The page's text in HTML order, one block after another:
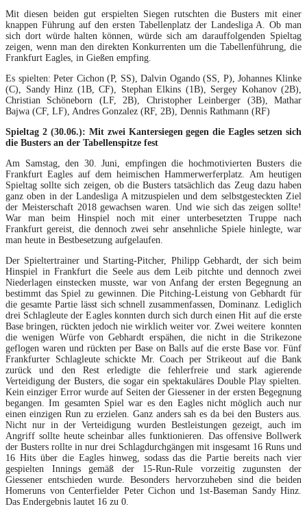
Mit diesen beiden gut erspielten Siegen rutschten die Busters mit einer
knappen Führung auf den ersten Tabellenplatz der Landesliga A. Ob man
sich dort würde halten können, würde sich am darauffolgenden Spieltag
zeigen, wenn man den direkten Konkurrenten um die Tabellenführung, die
Frankfurt Eagles, in Gießen empfing.
Es spielten: Peter Cichon (P, SS), Dalvin Ogando (SS, P), Johannes Klinke
(C), Sandy Hinz (1B, CF), Stephan Elkins (1B), Sergey Kohanov (2B),
Christian Schöneborn (LF, 2B), Christopher Leinberger (3B), Mathar
Bajwa (CF, LF), Andres Gonzalez (RF, 2B), Dennis Rathmann (RF)
Spieltag 2 (30.06.): Mit zwei Kantersiegen gegen die Eagles setzen sich
die Busters an der Tabellenspitze fest
Am Samstag, den 30. Juni, empfingen die hochmotivierten Busters die
Frankfurt Eagles auf dem heimischen Hammerwerferplatz. Am heutigen
Spieltag sollte sich zeigen, ob die Busters tatsächlich das Zeug dazu haben
ganz oben in der Landesliga A mitzuspielen und dem selbstgesteckten Ziel
der Meisterschaft 2018 gewachsen waren. Und wie sich das zeigen sollte!
War man beim Hinspiel noch mit einer unterbesetzten Truppe nach
Frankfurt gereist, die dennoch zwei sehr ansehnliche Spiele hinlegte, war
man heute in Bestbesetzung aufgelaufen.
Der Spieltertrainer und Starting-Pitcher, Philipp Gebhardt, der sich beim
Hinspiel in Frankfurt die Seele aus dem Leib pitchte und dennoch zwei
Niederlagen einstecken musste, war von Anfang der ersten Begegnung an
bestimmt das Spiel zu gewinnen. Die Pitching-Leistung von Gebhardt für
die gesamte Partie lässt sich schnell zusammenfassen, Dominanz. Lediglich
drei Schlagleute der Eagles konnten durch sich durch einen Hit auf die erste
Base bringen, rückten jedoch nie wirklich weiter vor. Zwei weitere konnten
die wenigen Würfe von Gebhardt erspähen, die nicht in die Strikezone
geflogen waren und rückten per Base on Balls auf die erste Base vor. Fünf
Frankfurter Schlagleute schickte Mr. Coach per Strikeout auf die Bank
zurück und den Rest erledigte die fehlerfreie und stark agierende
Verteidigung der Busters, die sogar ein spektakuläres Double Play spielten.
Kein einziger Error wurde auf Seiten der Giessener in der ersten Begegnung
begangen. Im gesamten Spiel war es den Eagles nicht möglich auch nur
einen einzigen Run zu erzielen. Ganz anders sah es da bei den Busters aus.
Nicht nur in der Verteidigung wurden Bestleistungen gezeigt, auch im
Angriff sollte heute scheinbar alles funktionieren. Das offensive Bollwerk
der Busters rollte in nur drei Schlagdurchgängen mit insgesamt 16 Runs und
16 Hits über die Eagles hinweg, sodass das die Partie bereits nach vier
gespielten Innings gemäß der 15-Run-Rule vorzeitig zugunsten der
Giessener entschieden wurde. Besonders hervorzuheben sind die beiden
Homeruns von Centerfielder Peter Cichon und 1st-Baseman Sandy Hinz.
Das Endergebnis lautet 16 zu 0.